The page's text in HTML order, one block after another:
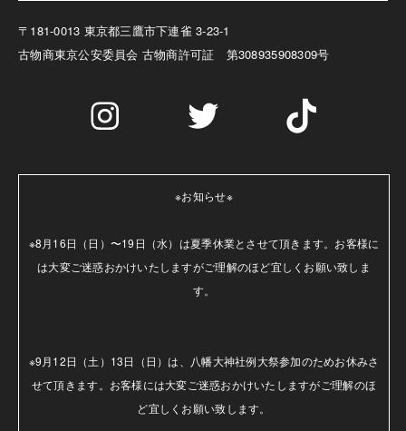
〒181-0013 東京都三鷹市下連雀 3-23-1
古物商東京公安委員会 古物商許可証 第308935908309号
※お知らせ※
※8月16日（日）〜19日（水）は夏季休業とさせて頂きます。お客様に
は大変ご迷惑おかけいたしますがご理解のほど宜しくお願い致しま
す。
※9月12日（土）13日（日）は、八幡大神社例大祭参加のためお休みさ
せて頂きます。お客様には大変ご迷惑おかけいたしますがご理解のほ
ど宜しくお願い致します。